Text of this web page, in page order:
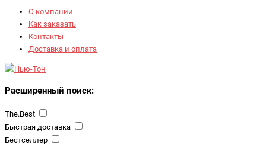
О компании
Как заказать
Контакты
Доставка и оплата
Расширенный поиск:
The.Best
Быстрая доставка
Бестселлер